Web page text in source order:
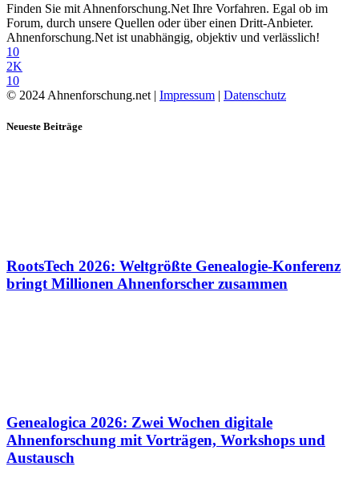
Finden Sie mit Ahnenforschung.Net Ihre Vorfahren. Egal ob im
Forum, durch unsere Quellen oder über einen Dritt-Anbieter.
Ahnenforschung.Net ist unabhängig, objektiv und verlässlich!
10
2K
10
© 2024 Ahnenforschung.net | Impressum | Datenschutz
Neueste Beiträge
RootsTech 2026: Weltgrößte Genealogie-Konferenz
bringt Millionen Ahnenforscher zusammen
Genealogica 2026: Zwei Wochen digitale
Ahnenforschung mit Vorträgen, Workshops und
Austausch